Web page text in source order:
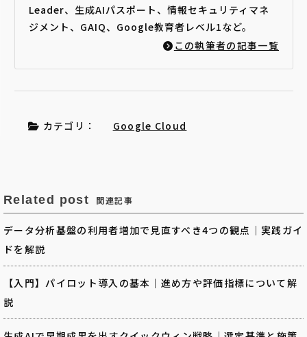
Leader、生成AIパスポート、情報セキュリティマネ
ジメント、GAIQ、Google教育者レベル1など。
この執筆者の記事一覧
カテゴリ： Google Cloud
Related post 関連記事
データ分析基盤の利用者増加で見直すべき4つの観点｜実践ガイ
ドを解説
【入門】パイロット導入の基本｜進め方や評価指標について解
説